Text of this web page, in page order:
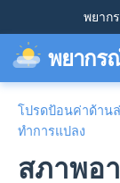
พยาก
พยากร
โปรดป้อนค่าด้านล่
ทำการแปลง
สภาพอ